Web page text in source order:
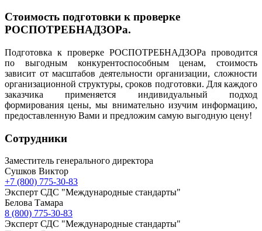
Стоимость подготовки к проверке
РОСПОТРЕБНАДЗОРа.
Подготовка к проверке РОСПОТРЕБНАДЗОРа проводится
по выгодным конкурентоспособным ценам, стоимость
зависит от масштабов деятельности организации, сложности
организационной структуры, сроков подготовки. Для каждого
заказчика применяется индивидуальный подход
формирования цены, мы внимательно изучим информацию,
предоставленную Вами и предложим самую выгодную цену!
Сотрудники
Заместитель генерального директора
Сушков Виктор
+7 (800) 775-30-83
Эксперт СДС "Международные стандарты"
Белова Тамара
8 (800) 775-30-83
Эксперт СДС "Международные стандарты"